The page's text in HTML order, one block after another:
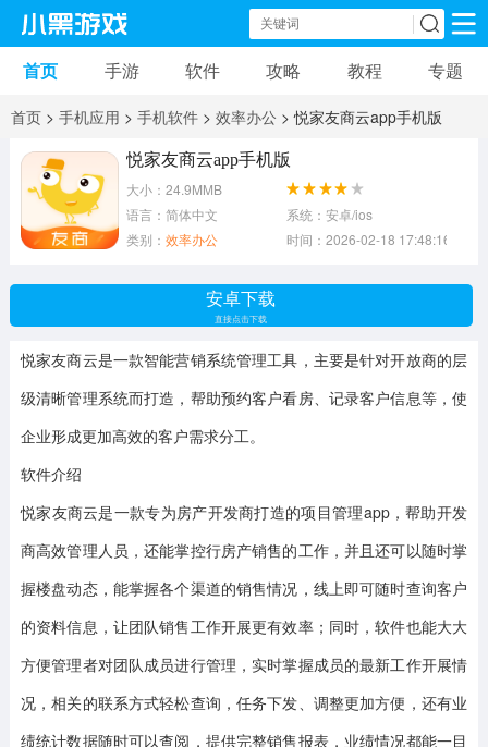
手机游戏 手机软件
安卓游戏 卡牌游戏
益智游戏 音乐游戏 传奇游戏
模拟游戏
策略游戏 文字游戏 角色扮演
首页 手游 软件 攻略 教程 专题
首页 > 手机应用 > 手机软件 > 效率办公 > 悦家友商云app手机版
悦家友商云app手机版
大小：24.9MMB
语言：简体中文
系统：安卓/ios
类别： 效率办公 时间：2026-02-18 17:48:16
安卓下载
直接点击下载
悦家友商云是一款智能营销系统管理工具，主要是针对开放商的层
级清晰管理系统而打造，帮助预约客户看房、记录客户信息等，使
企业形成更加高效的客户需求分工。
软件介绍
悦家友商云是一款专为房产开发商打造的项目管理app，帮助开发
商高效管理人员，还能掌控行房产销售的工作，并且还可以随时掌
握楼盘动态，能掌握各个渠道的销售情况，线上即可随时查询客户
的资料信息，让团队销售工作开展更有效率；同时，软件也能大大
方便管理者对团队成员进行管理，实时掌握成员的最新工作开展情
况，相关的联系方式轻松查询，任务下发、调整更加方便，还有业
绩统计数据随时可以查阅，提供完整销售报表，业绩情况都能一目